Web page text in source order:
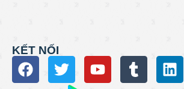
KẾT NỐI